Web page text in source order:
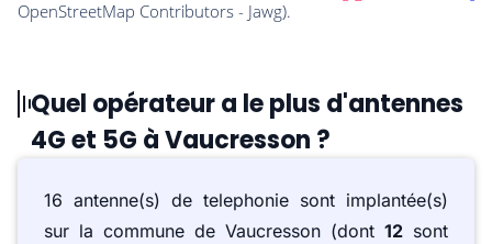
Quel opérateur a le plus d'antennes
4G et 5G à Vaucresson ?
16 antenne(s) de telephonie sont implantée(s)
sur la commune de Vaucresson (dont 12 sont